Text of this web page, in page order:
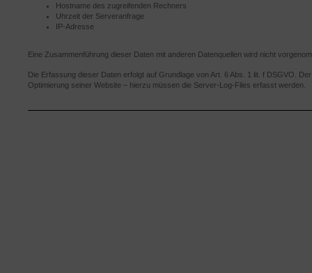
Hostname des zugreifenden Rechners
Uhrzeit der Serveranfrage
IP-Adresse
Eine Zusammenführung dieser Daten mit anderen Datenquellen wird nicht
Die Erfassung dieser Daten erfolgt auf Grundlage von Art. 6 Abs. 1 lit. f DSGVO.
Optimierung seiner Website – hierzu müssen die Server-Log-Files erfasst werden.